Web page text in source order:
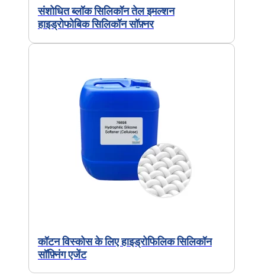
संशोधित ब्लॉक सिलिकॉन तेल इमल्शन
हाइड्रोफोबिक सिलिकॉन सॉफ़्नर
कॉटन विस्कोस के लिए हाइड्रोफिलिक सिलिकॉन
सॉफ़्निंग एजेंट